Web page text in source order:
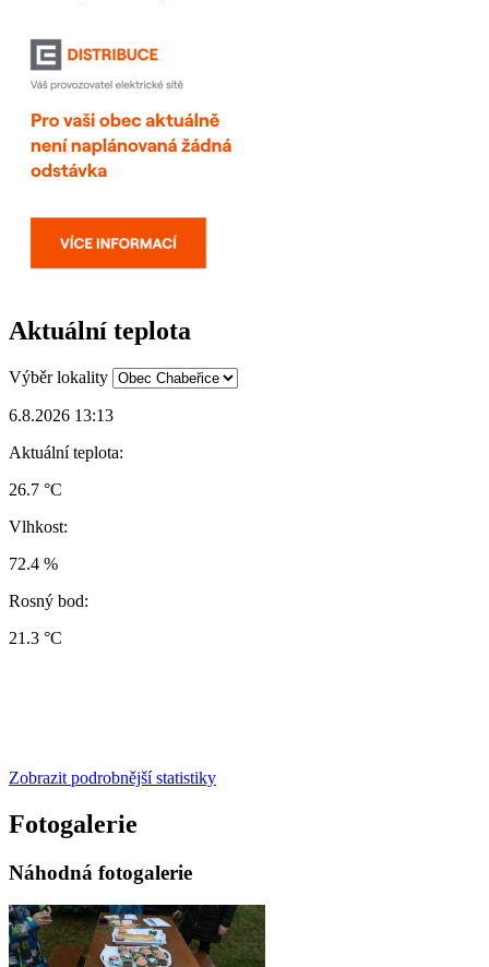
Aktuální teplota
Výběr lokality
6.8.2026 13:13
Aktuální teplota:
26.7 °C
Vlhkost:
72.4 %
Rosný bod:
21.3 °C
Zobrazit podrobnější statistiky
Fotogalerie
Náhodná fotogalerie